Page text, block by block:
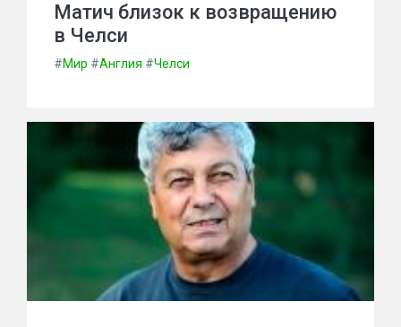
Матич близок к возвращению
в Челси
#Мир #Англия #Челси